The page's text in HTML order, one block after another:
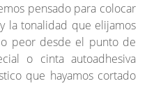
pensado para colocar
la tonalidad que elijamos
peor desde el punto de
o cinta autoadhesiva
que hayamos cortado